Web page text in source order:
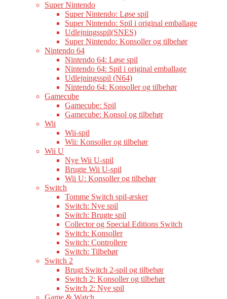
Super Nintendo
Super Nintendo: Løse spil
Super Nintendo: Spil i original emballage
Udlejningsspil(SNES)
Super Nintendo: Konsoller og tilbehør
Nintendo 64
Nintendo 64: Løse spil
Nintendo 64: Spil i original emballage
Udlejningsspil (N64)
Nintendo 64: Konsoller og tilbehør
Gamecube
Gamecube: Spil
Gamecube: Konsol og tilbehør
Wii
Wii-spil
Wii: Konsoller og tilbehør
Wii U
Nye Wii U-spil
Brugte Wii U-spil
Wii U: Konsoller og tilbehør
Switch
Tomme Switch spil-æsker
Switch: Nye spil
Switch: Brugte spil
Collector og Special Editions Switch
Switch: Konsoller
Switch: Controllere
Switch: Tilbehør
Switch 2
Brugt Switch 2-spil og tilbehør
Switch 2: Konsoller og tilbehør
Switch 2: Nye spil